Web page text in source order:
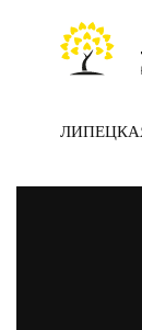
Skip to main